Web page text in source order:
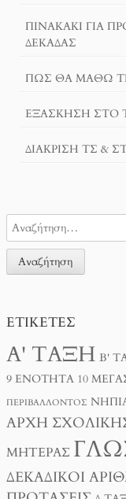
ΠΙΝΑΚΆΚΙ ΓΙΑ
ΔΕΚΆΔΑΣ
ΠΏΣ ΘΑ ΜΆΘΩ
ΕΞΆΣΚΗΣΗ ΣΤΟ
ΔΙΆΚΡΙΣΗ ΤΣ &
ΕΤΙΚΈΤΕΣ
Α' ΤΆΞΗ Β'
9 ΕΝΌΤΗΤΑ 10
ΠΕΡΙΒΆΛΛΟΝΤΟΣ
ΑΡΧΉ
ΜΗΤΈΡΑΣ
ΔΕΚΑΔΙΚΟΊ